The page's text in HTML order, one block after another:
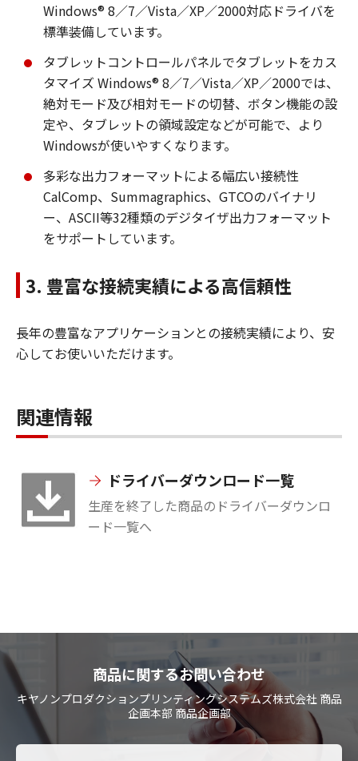
Windows® 8／7／Vista／XP／2000対応ドライバを
標準装備しています。
タブレットコントロールパネルでタブレットをカス
タマイズ Windows® 8／7／Vista／XP／2000では、
絶対モード及び相対モードの切替、ボタン機能の設
定や、タブレットの領域設定などが可能で、より
Windowsが使いやすくなります。
多彩な出力フォーマットによる幅広い接続性
CalComp、Summagraphics、GTCOのバイナリ
ー、ASCII等32種類のデジタイザ出力フォーマット
をサポートしています。
3. 豊富な接続実績による高信頼性
長年の豊富なアプリケーションとの接続実績により、安
心してお使いいただけます。
関連情報
ドライバーダウンロード一覧
生産を終了した商品のドライバーダウンロ
ード一覧へ
商品に関するお問い合わせ
キヤノンプロダクションプリンティングシステムズ株式会社 商品
企画本部 商品企画部